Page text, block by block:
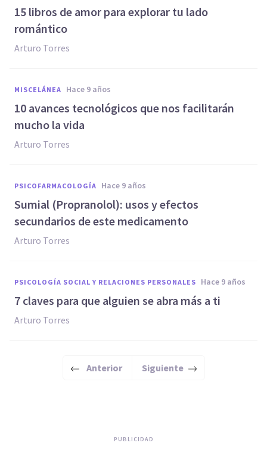
​15 libros de amor para explorar tu lado
romántico
Arturo Torres
MISCELÁNEA hace 9 años
10 avances tecnológicos que nos facilitarán
mucho la vida
Arturo Torres
PSICOFARMACOLOGÍA hace 9 años
​Sumial (Propranolol): usos y efectos
secundarios de este medicamento
Arturo Torres
PSICOLOGÍA SOCIAL Y RELACIONES PERSONALES hace 9 años
​7 claves para que alguien se abra más a ti
Arturo Torres
Anterior Siguiente
PUBLICIDAD